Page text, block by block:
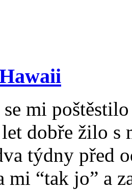
mi
dobře žilo
týdny před
mi “tak jo” a